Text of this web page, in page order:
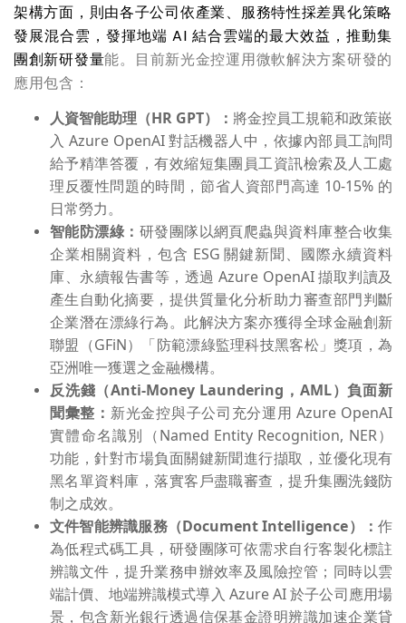
架構方面，則由各子公司依產業、服務特性採差異化策略
發展混合雲，發揮地端 AI 結合雲端的最大效益，推動集
團創新研發量能。目前新光金控運用微軟解決方案研發的
應用包含：
人資智能助理（HR GPT）： 將金控員工規範和政策嵌
入 Azure OpenAI 對話機器人中，依據內部員工詢問
給予精準答覆，有效縮短集團員工資訊檢索及人工處
理反覆性問題的時間，節省人資部門高達 10-15% 的
日常勞力。
智能防漂綠： 研發團隊以網頁爬蟲與資料庫整合收集
企業相關資料，包含 ESG 關鍵新聞、國際永續資料
庫、永續報告書等，透過 Azure OpenAI 擷取判讀及
產生自動化摘要，提供質量化分析助力審查部門判斷
企業潛在漂綠行為。此解決方案亦獲得全球金融創新
聯盟（GFiN）「防範漂綠監理科技黑客松」獎項，為
亞洲唯一獲選之金融機構。
反洗錢（Anti-Money Laundering ， AML）負面新
聞彙整： 新光金控與子公司充分運用 Azure OpenAI
實體命名識別（Named Entity Recognition, NER）
功能，針對市場負面關鍵新聞進行擷取，並優化現有
黑名單資料庫，落實客戶盡職審查，提升集團洗錢防
制之成效。
文件智能辨識服務（Document Intelligence）：作
為低程式碼工具，研發團隊可依需求自行客製化標註
辨識文件，提升業務申辦效率及風險控管；同時以雲
端計價、地端辨識模式導入 Azure AI 於子公司應用場
景，包含新光銀行透過信保基金證明辨識加速企業貸